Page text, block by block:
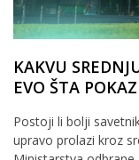
KAKVU
EVO ŠTA
Postoji li bolji
upravo prolazi kroz